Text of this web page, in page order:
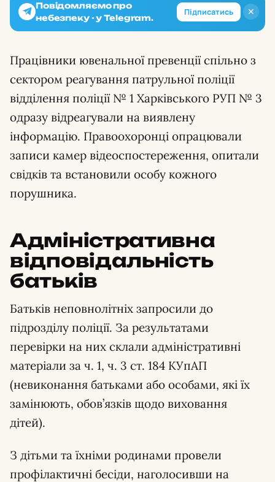
✕
Повідомляємо про
небезпеку - у Telegram.
Підписатись
Працівники ювенальної превенції спільно з
сектором реагування патрульної поліції
відділення поліції № 1 Харківського РУП № 3
одразу відреагували на виявлену
інформацію. Правоохоронці опрацювали
записи камер відеоспостереження, опитали
свідків та встановили особу кожного
порушника.
Адміністративна
відповідальність
батьків
Батьків неповнолітніх запросили до
підрозділу поліції. За результатами
перевірки на них склали адміністративні
матеріали за ч. 1, ч. 3 ст. 184 КУпАП
(невиконання батьками або особами, які їх
замінюють, обов’язків щодо виховання
дітей).
З дітьми та їхніми родинами провели
профілактичні бесіди, наголосивши на